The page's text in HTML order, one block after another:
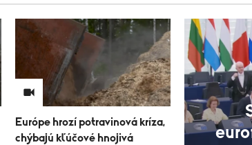
Európe hrozí potravinová kríza,
chýbajú kľúčové hnojivá